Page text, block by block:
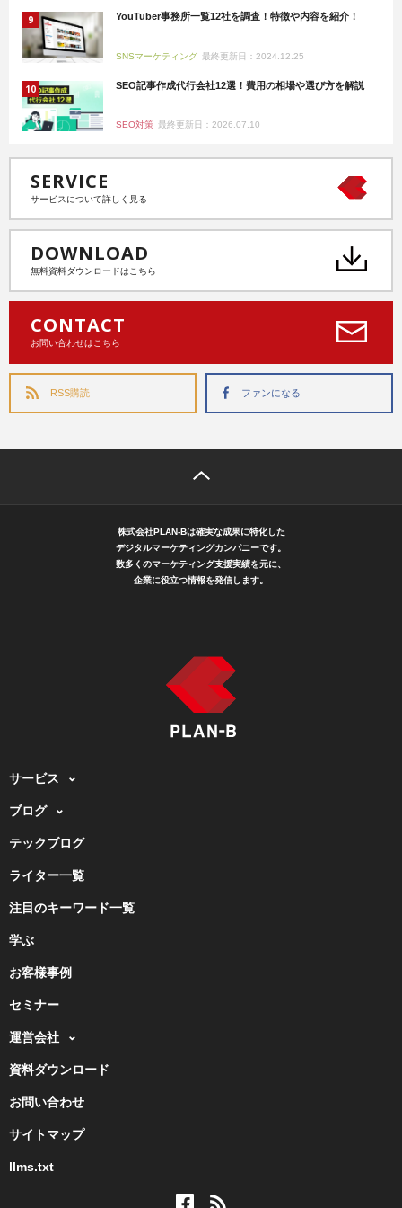
YouTuber事務所一覧12社を調査！特徴や内容を紹介！
SNSマーケティング 最終更新日：2024.12.25
SEO記事作成代行会社12選！費用の相場や選び方を解説
SEO対策 最終更新日：2026.07.10
SERVICE
サービスについて詳しく見る
DOWNLOAD
無料資料ダウンロードはこちら
CONTACT
お問い合わせはこちら
RSS購読 ファンになる
株式会社PLAN-Bは確実な成果に特化した
デジタルマーケティングカンパニーです。
数多くのマーケティング支援実績を元に、
企業に役立つ情報を発信します。
サービス
ブログ
テックブログ
ライター一覧
注目のキーワード一覧
学ぶ
お客様事例
セミナー
運営会社
資料ダウンロード
お問い合わせ
サイトマップ
llms.txt